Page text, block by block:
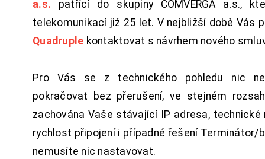
a.s. patřící do skupiny COMVERGA a.s.,
telekomunikací již 25 let. V nejbližší době Vás
Quadruple kontaktovat s návrhem nového
Pro Vás se z technického pohledu nic
pokračovat bez přerušení, ve stejném
zachována Vaše stávající IP adresa, technické
rychlost připojení i případné řešení Terminátor/
nemusíte nic nastavovat.